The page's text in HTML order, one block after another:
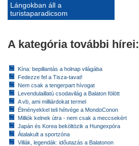
Lángokban áll a
turistaparadicsom
A kategória további hírei:
Kína: bepillantás a holnap világába
Fedezze fel a Tisza-tavat!
Nem csak a tengerpart hívogat
Levendulaillatú csodavilág a Balaton fölött
A vb, ami milliárdokat termel
Élményekkel teli hétvége a MondoConon
Milliók kelnek útra - nem csak a meccsekért
Japán és Korea beköltözik a Hungexpóra
Átalakult a sportzóna
Villák, legendák: időutazás a Balatonon